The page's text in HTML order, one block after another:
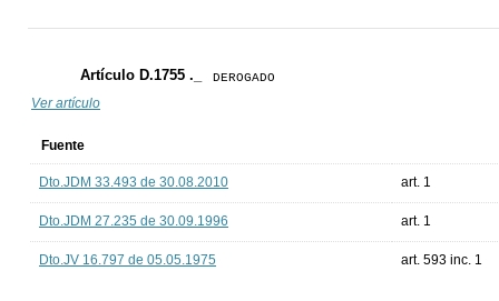
Artículo D.1755 ._ DEROGADO
Ver artículo
Fuente
Dto.JDM 33.493 de 30.08.2010 art. 1
Dto.JDM 27.235 de 30.09.1996 art. 1
Dto.JV 16.797 de 05.05.1975 art. 593 inc. 1